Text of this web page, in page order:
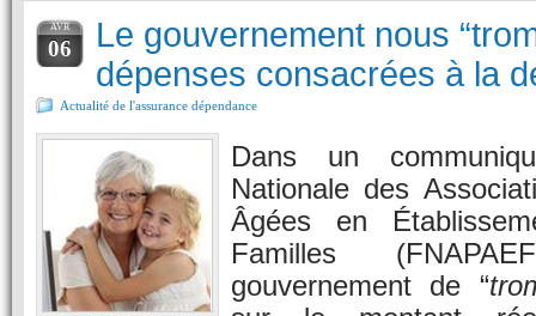
AVR
06
Le gouvernement nous
dépenses consacrées à la
Actualité de l'assurance dépendance
Dans un
Nationale des
Âgées en
Familles
gouvernement de “